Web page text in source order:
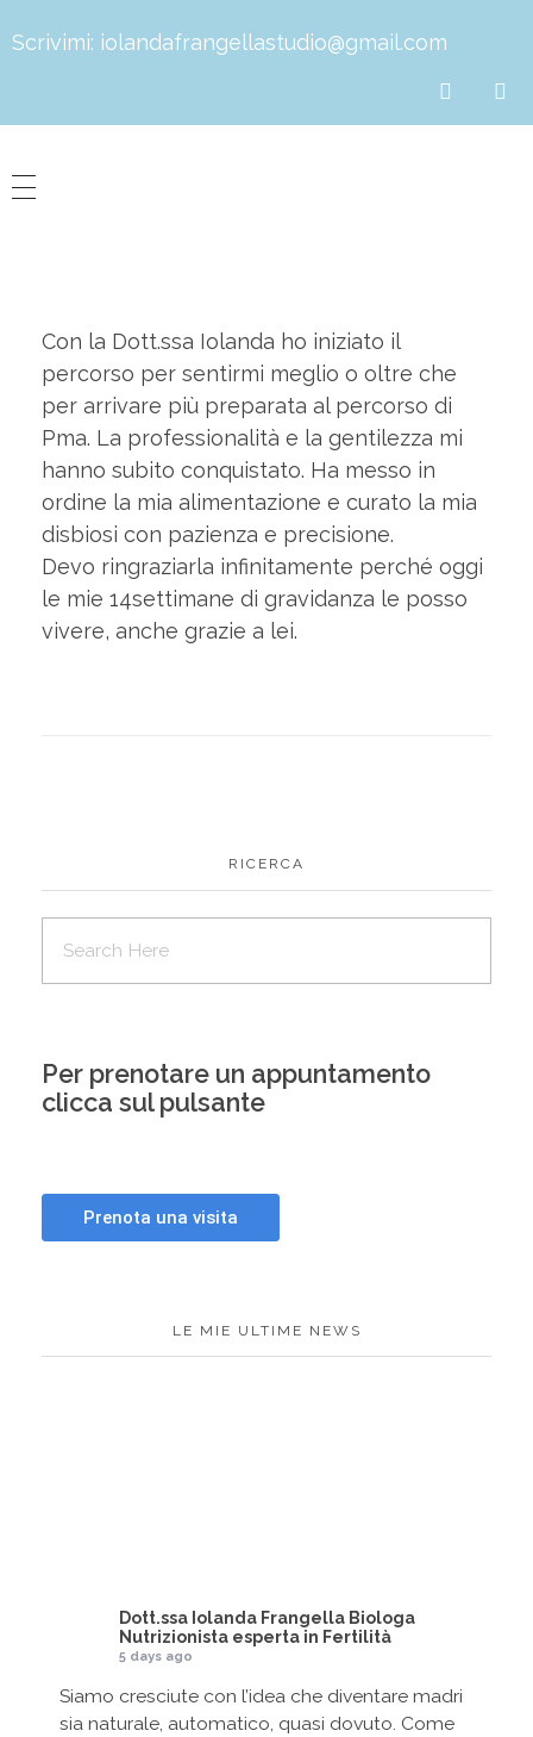
Scrivimi: iolandafrangellastudio@gmail.com
Con la Dott.ssa Iolanda ho iniziato il
percorso per sentirmi meglio o oltre che
per arrivare più preparata al percorso di
Pma. La professionalità e la gentilezza mi
hanno subito conquistato. Ha messo in
ordine la mia alimentazione e curato la mia
disbiosi con pazienza e precisione.
Devo ringraziarla infinitamente perché oggi
le mie 14settimane di gravidanza le posso
vivere, anche grazie a lei.
RICERCA
Per prenotare un appuntamento
clicca sul pulsante
LE MIE ULTIME NEWS
Dott.ssa Iolanda Frangella Biologa
Nutrizionista esperta in Fertilità
5 days ago
Siamo cresciute con l’idea che diventare madri
sia naturale, automatico, quasi dovuto. Come